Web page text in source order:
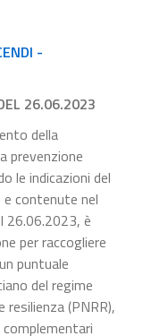
-
26.06.2023
della
prevenzione
le indicazioni del
e contenute nel
26.06.2023, è
per raccogliere
puntuale
del regime
(PNRR),